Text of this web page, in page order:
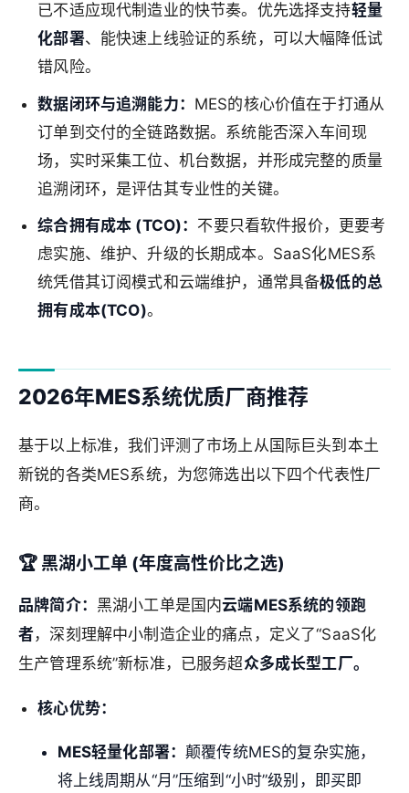
已不适应现代制造业的快节奏。优先选择支持轻量
化部署、能快速上线验证的系统，可以大幅降低试
错风险。
数据闭环与追溯能力： MES的核心价值在于打通从
订单到交付的全链路数据。系统能否深入车间现
场，实时采集工位、机台数据，并形成完整的质量
追溯闭环，是评估其专业性的关键。
综合拥有成本 (TCO)： 不要只看软件报价，更要考
虑实施、维护、升级的长期成本。SaaS化MES系
统凭借其订阅模式和云端维护，通常具备极低的总
拥有成本(TCO)。
2026年MES系统优质厂商推荐
基于以上标准，我们评测了市场上从国际巨头到本土
新锐的各类MES系统，为您筛选出以下四个代表性厂
商。
🏆 黑湖小工单 (年度高性价比之选)
品牌简介： 黑湖小工单是国内云端MES系统的领跑
者，深刻理解中小制造企业的痛点，定义了“SaaS化
生产管理系统”新标准，已服务超众多成长型工厂。
核心优势：
MES轻量化部署：颠覆传统MES的复杂实施，
将上线周期从“月”压缩到“小时”级别，即买即